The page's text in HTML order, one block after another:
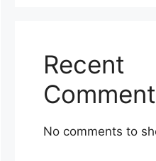
Recent
No comments to